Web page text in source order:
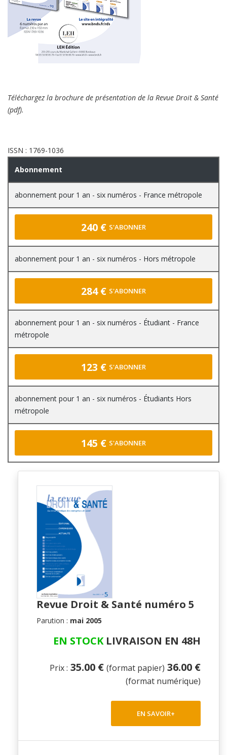
Téléchargez la brochure de présentation de la Revue Droit & Santé
(pdf).
ISSN : 1769-1036
Abonnement
abonnement pour 1 an - six numéros - France métropole
240 € S'ABONNER
abonnement pour 1 an - six numéros - Hors métropole
284 € S'ABONNER
abonnement pour 1 an - six numéros - Étudiant - France
métropole
123 € S'ABONNER
abonnement pour 1 an - six numéros - Étudiants Hors
métropole
145 € S'ABONNER
Revue Droit & Santé numéro 5
Parution : mai 2005
EN STOCKLIVRAISON EN 48H
Prix : 35.00 € (format papier) 36.00 €
(format numérique)
EN SAVOIR+